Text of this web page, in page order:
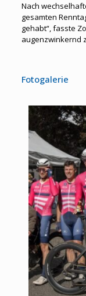
Nach
gesamten
gehabt“, fasste
augenzwinkernd
Fotogalerie